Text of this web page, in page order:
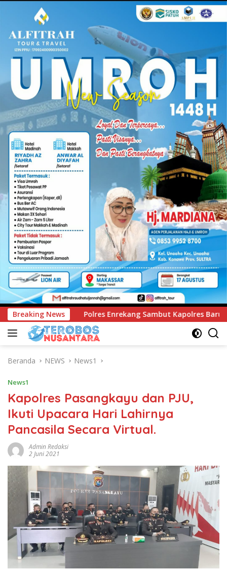
Breaking News
Sambut Kapolres Baru Dengan Tari Paduppa dan Pedang
Beranda NEWS News1
News1
Kapolres Pasangkayu dan PJU,
Ikuti Upacara Hari Lahirnya
Pancasila Secara Virtual.
Admin Redaksi
2 Juni 2021